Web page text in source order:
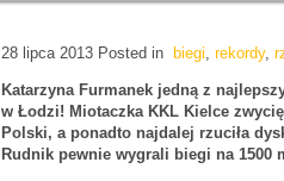
28 lipca 2013 Posted in biegi, rekordy,
Katarzyna Furmanek jedną z
w Łodzi! Miotaczka KKL Kielce
Polski, a ponadto najdalej rzuciła
Rudnik pewnie wygrali biegi na 1500